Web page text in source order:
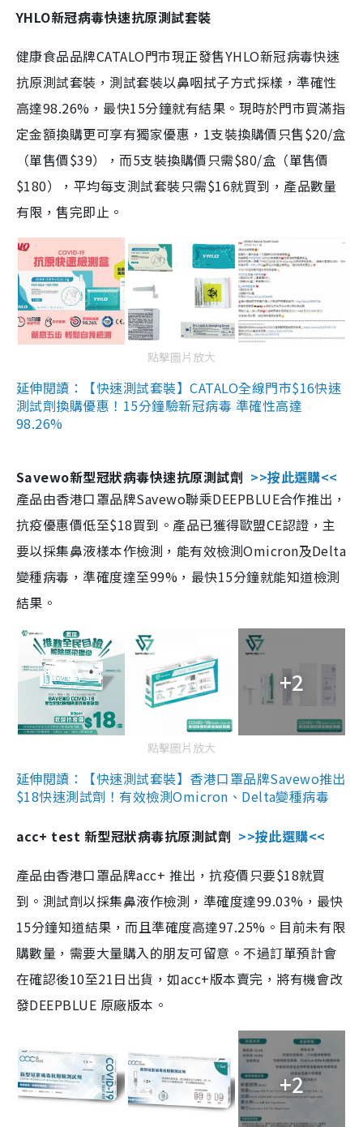
YHLO新冠病毒快速抗原測試套裝
健康食品品牌CATALO門市現正發售YHLO新冠病毒快速
抗原測試套裝，測試套裝以鼻咽拭子方式採樣，準確性
高達98.26%，最快15分鐘就有結果。現時於門市買滿指
定金額換購更可享有獨家優惠，1支裝換購價只售$20/盒
（單售價$39），而5支裝換購價只需$80/盒（單售價
$180），平均每支測試套裝只需$16就買到，產品數量
有限，售完即止。
點擊圖片放大
延伸閱讀：【快速測試套裝】CATALO全線門市$16快速
測試劑換購優惠！15分鐘驗新冠病毒 準確性高達
98.26%
Savewo新型冠狀病毒快速抗原測試劑 >>按此選購<<
產品由香港口罩品牌Savewo聯乘DEEPBLUE合作推出，
抗疫優惠價低至$18買到。產品已獲得歐盟CE認證，主
要以採集鼻液樣本作檢測，能有效檢測Omicron及Delta
變種病毒，準確度達至99%，最快15分鐘就能知道檢測
結果。
+2
點擊圖片放大
延伸閱讀：【快速測試套裝】香港口罩品牌Savewo推出
$18快速測試劑！有效檢測Omicron、Delta變種病毒
acc+ test 新型冠狀病毒抗原測試劑 >>按此選購<<
產品由香港口罩品牌acc+ 推出，抗疫價只要$18就買
到。測試劑以採集鼻液作檢測，準確度達99.03%，最快
15分鐘知道結果，而且準確度高達97.25%。目前未有限
購數量，需要大量購入的朋友可留意。不過訂單預計會
在確認後10至21日出貨，如acc+版本賣完，將有機會改
發DEEPBLUE 原廠版本。
+2